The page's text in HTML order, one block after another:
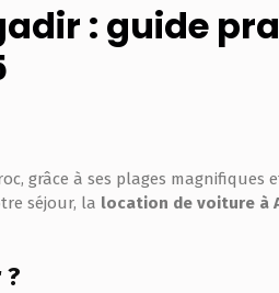
: guide
grâce à ses plages magnifiques
séjour, la location de voiture à